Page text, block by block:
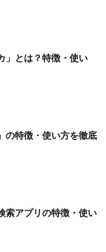
」とは？特徴・使い
の特徴・使い方を徹底
索アプリの特徴・使い